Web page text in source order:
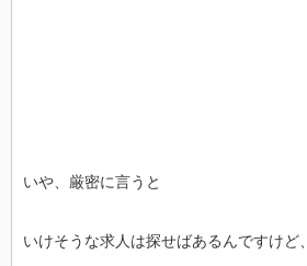
いや、厳密に言うと
いけそうな求人は探せばあるんですけど、